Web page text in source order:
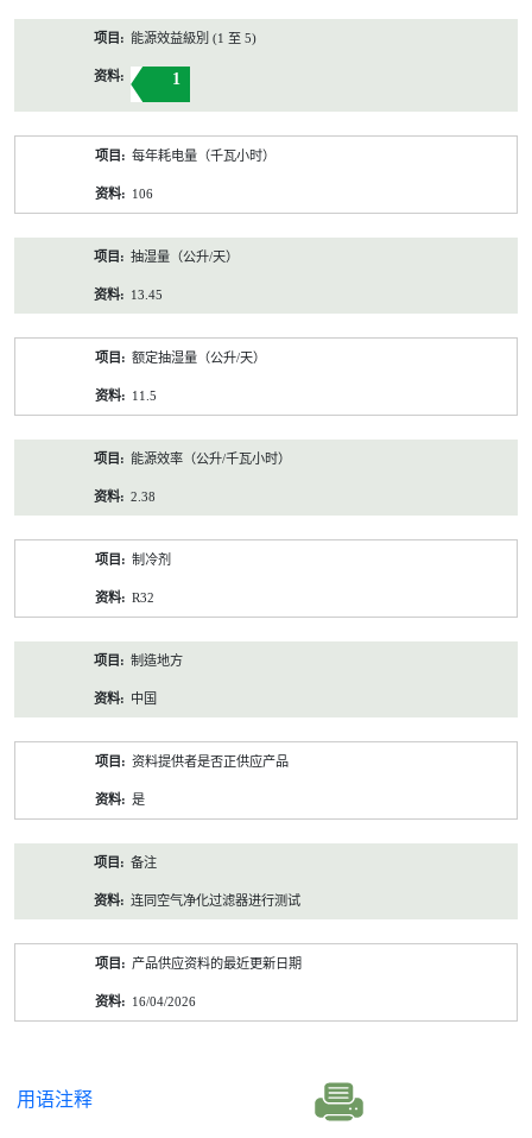
能源效益級別 (1 至 5)
1
每年耗电量（千瓦小时）
106
抽湿量（公升/天）
13.45
额定抽湿量（公升/天）
11.5
能源效率（公升/千瓦小时）
2.38
制冷剂
R32
制造地方
中国
资料提供者是否正供应产品
是
备注
连同空气净化过滤器进行测试
产品供应资料的最近更新日期
16/04/2026
用语注释